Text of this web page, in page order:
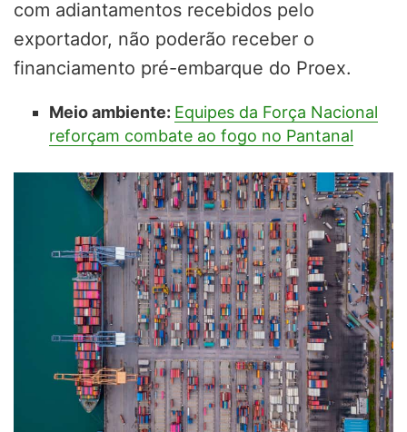
com adiantamentos recebidos pelo
exportador, não poderão receber o
financiamento pré-embarque do Proex.
Meio ambiente: Equipes da Força Nacional
reforçam combate ao fogo no Pantanal